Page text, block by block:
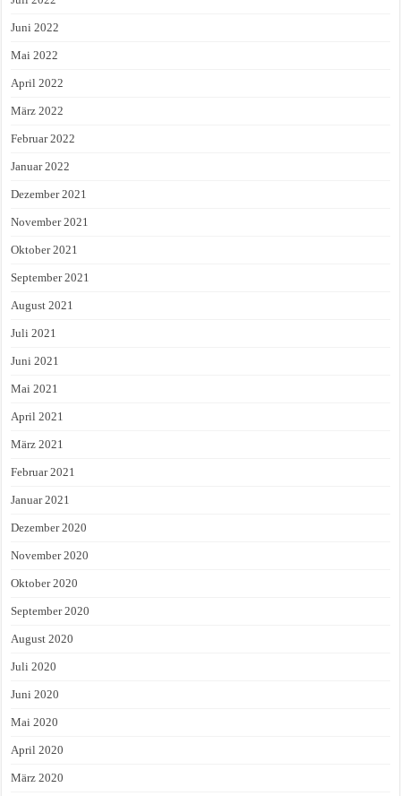
Juni 2022
Mai 2022
April 2022
März 2022
Februar 2022
Januar 2022
Dezember 2021
November 2021
Oktober 2021
September 2021
August 2021
Juli 2021
Juni 2021
Mai 2021
April 2021
März 2021
Februar 2021
Januar 2021
Dezember 2020
November 2020
Oktober 2020
September 2020
August 2020
Juli 2020
Juni 2020
Mai 2020
April 2020
März 2020